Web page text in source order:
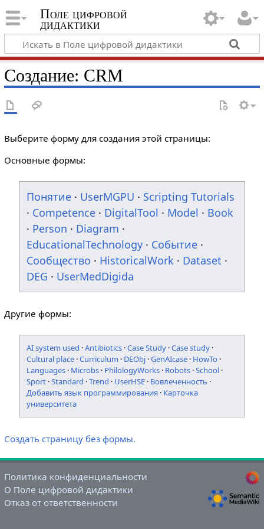
Поле цифровой
дидактики
Создание: CRM
Выберите форму для создания этой страницы:
Основные формы:
Понятие · UserMGPU · Scripting Tutorials
· Competence · DigitalTool · Model · Book
· Person · Diagram ·
EducationalTechnology · Событие ·
Сообщество · HistoricalWork · Dataset ·
DEG · UserMedDigida
Другие формы:
AI system used ·Antibiotics ·Case Study ·Case study ·
Cultural place ·Curriculum · DEObj ·GenAIcase · HowTo ·
Languages · Microbs · PhilologyWorks · Robots ·School ·
Sport ·Standard ·Trend · UserHSE · Вовлеченность ·
Добавить язык программирования · Карточка
университета
Создать страницу без формы.
Политика конфиденциальности
О Поле цифровой дидактики
Отказ от ответственности